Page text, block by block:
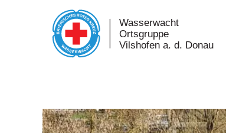
Skip to main content